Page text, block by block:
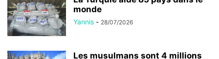
monde
Yannis - 28/07/2026
Les musulmans sont 4 millions